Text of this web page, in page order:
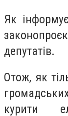
Як інформує
депутатів.
Отож, як
курити